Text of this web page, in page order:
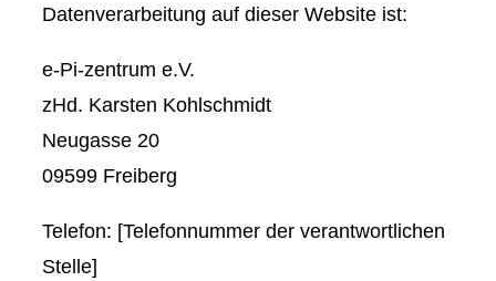
Datenverarbeitung auf dieser Website ist:
e-Pi-zentrum e.V.
zHd. Karsten Kohlschmidt
Neugasse 20
09599 Freiberg
Telefon: [Telefonnummer der verantwortlichen
Stelle]